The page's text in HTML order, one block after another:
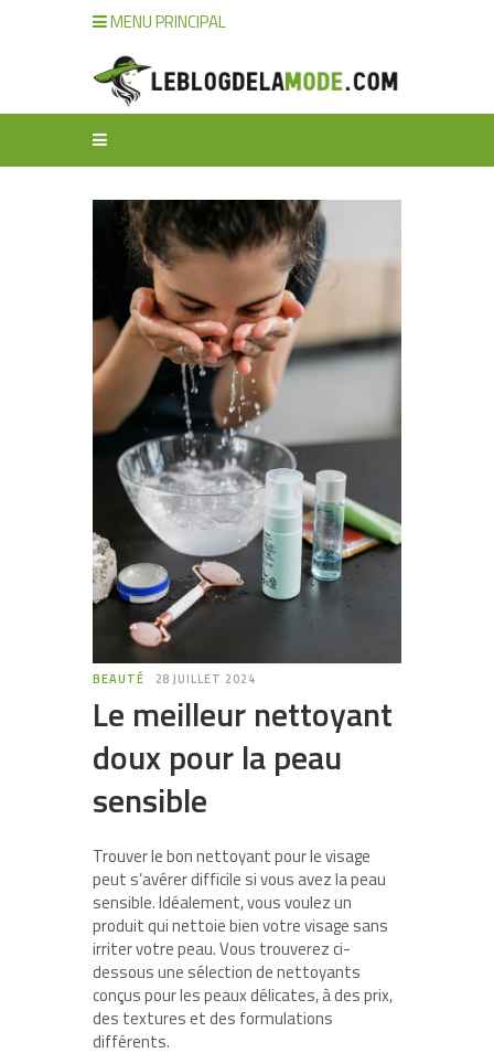
MENU PRINCIPAL
BEAUTÉ 28 JUILLET 2024
Le meilleur nettoyant
doux pour la peau
sensible
Trouver le bon nettoyant pour le visage
peut s’avérer difficile si vous avez la peau
sensible. Idéalement, vous voulez un
produit qui nettoie bien votre visage sans
irriter votre peau. Vous trouverez ci-
dessous une sélection de nettoyants
conçus pour les peaux délicates, à des prix,
des textures et des formulations
différents.